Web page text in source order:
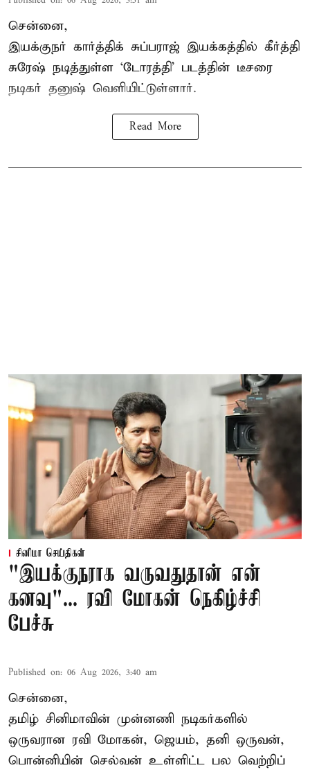
சென்னை,
இயக்குநர் கார்த்திக் சுப்பராஜ் இயக்கத்தில் கீர்த்தி
சுரேஷ் நடித்துள்ள `டோரத்தி' படத்தின் டீசரை
நடிகர் தனுஷ் வெளியிட்டுள்ளார்.
Read More
சினிமா செய்திகள்
"இயக்குநராக வருவதுதான் என்
கனவு"... ரவி மோகன் நெகிழ்ச்சி
பேச்சு
Published on: 06 Aug 2026, 3:40 am
சென்னை,
தமிழ் சினிமாவின் முன்னணி நடிகர்களில்
ஒருவரான ரவி மோகன், ஜெயம், தனி ஒருவன்,
பொன்னியின் செல்வன் உள்ளிட்ட பல வெற்றிப்